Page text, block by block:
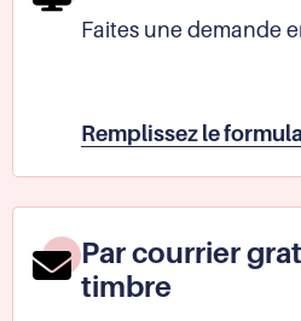
Faites une demande
Remplissez le
Par courrier
timbre